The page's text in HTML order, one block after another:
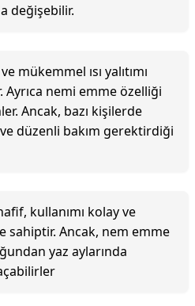
değişebilir.
mükemmel ısı yalıtımı
nemi emme özelliği
Ancak, bazı kişilerde
düzenli bakım gerektirdiği
kullanımı kolay ve
sahiptir. Ancak, nem emme
yaz aylarında